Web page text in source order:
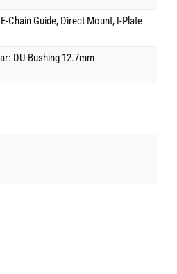
Chain Guide, Direct Mount, I-Plate
DU-Bushing 12.7mm